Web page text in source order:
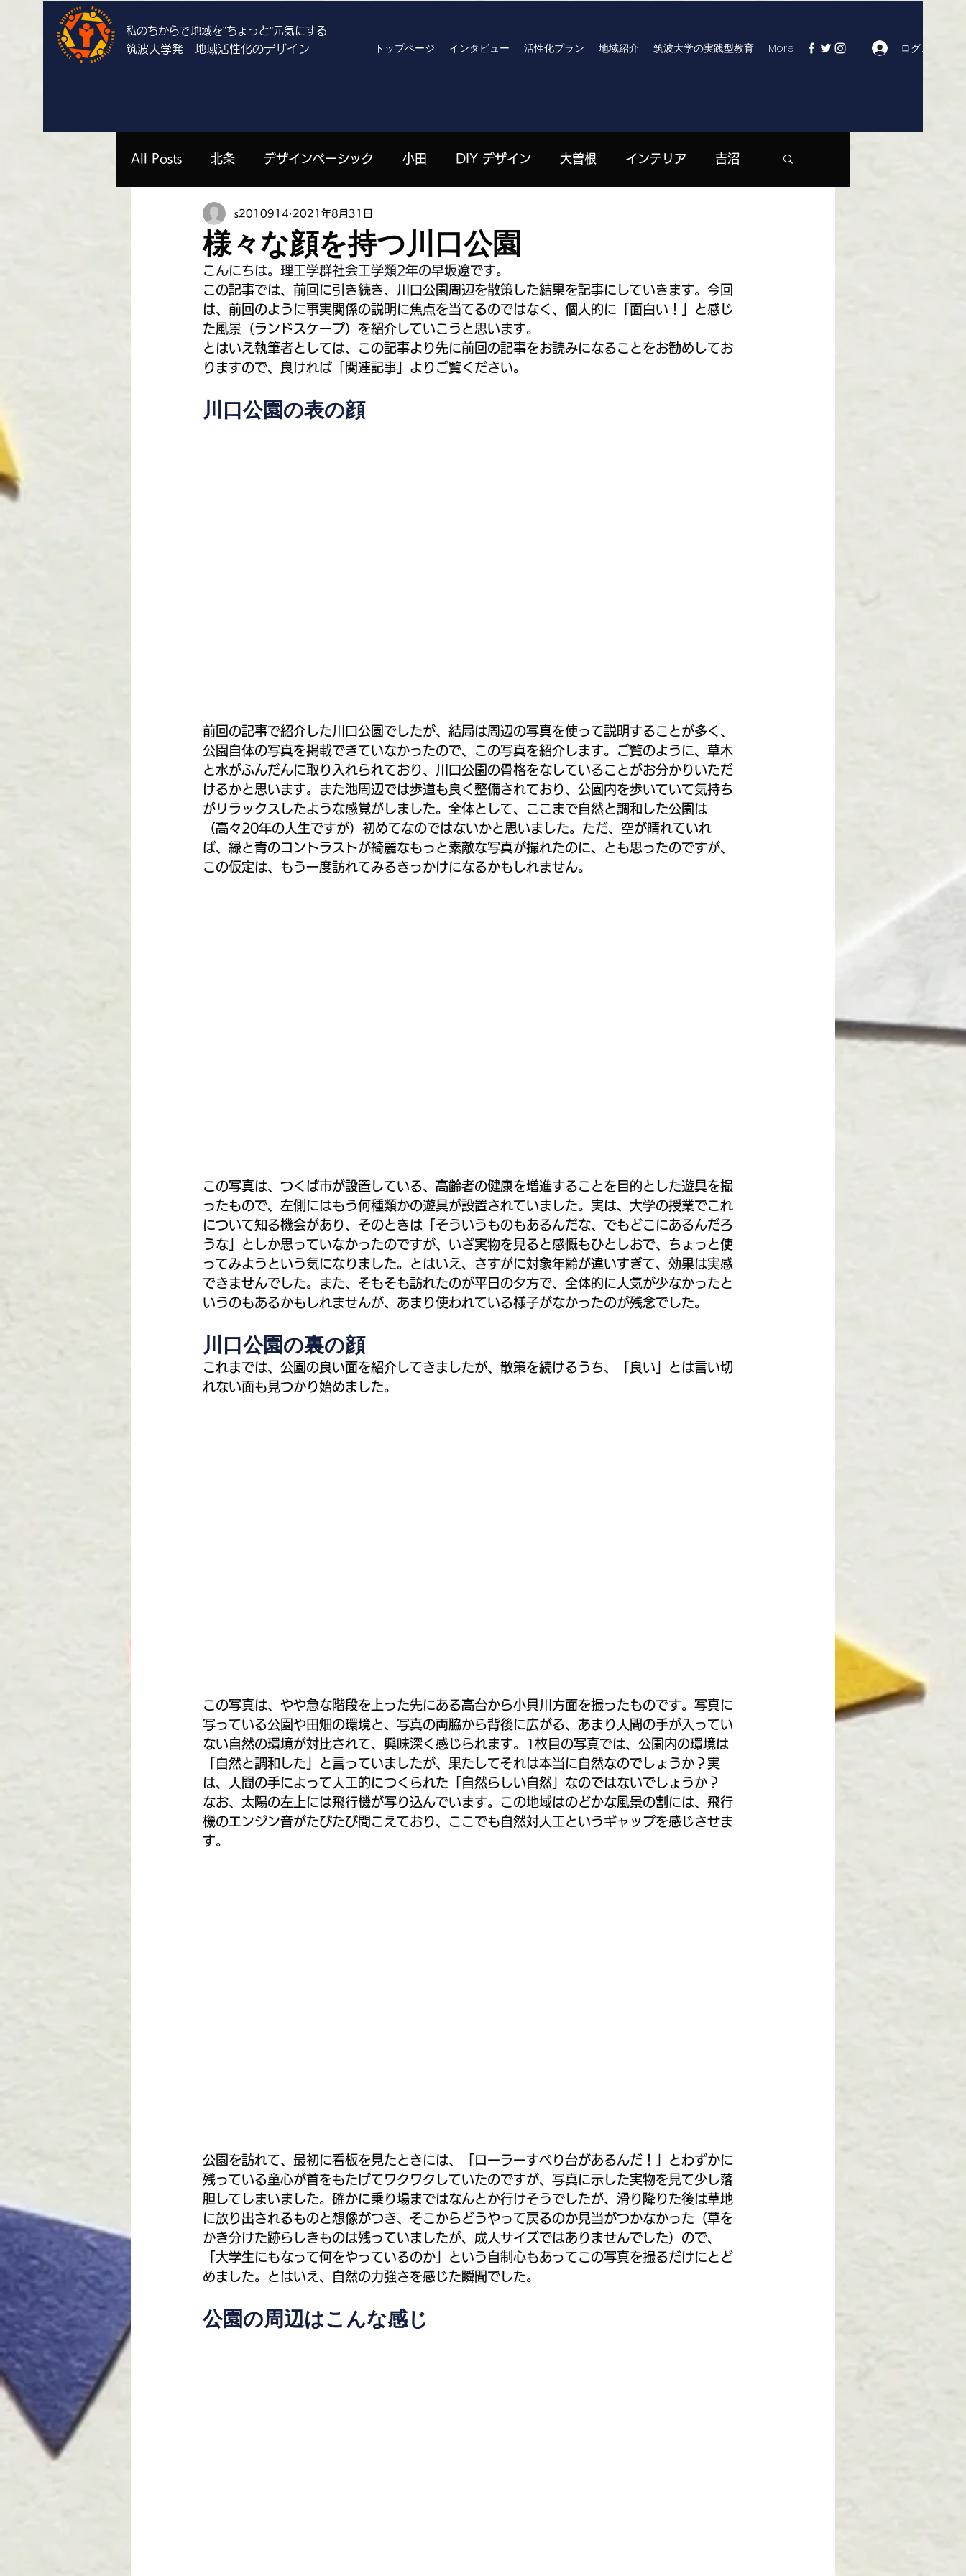
私のちからで地域を”ちょっと”元気にする
筑波大学発 地域活性化のデザイン トップページ インタビュー 活性化プラン 地域紹介 筑波大学の実践型教育 More ログイン
All Posts 北条 デザインベーシック 小田 DIY デザイン 大曽根 インテリア 吉沼
栄 谷田部 高見原
勝山祐衣 | 栄 濱中いずみ | 栄 嶋田珠々 | 高見原
今泉優子 | 大曽根 R8地域ガイド 地域活性化プラン
様々な顔を持つ川口公園
s2010914 2021年8月31日
こんにちは。理工学群社会工学類2年の早坂遼です。
この記事では、前回に引き続き、川口公園周辺を散策した結果を記事にしていきます。今回
は、前回のように事実関係の説明に焦点を当てるのではなく、個人的に「面白い！」と感じ
た風景（ランドスケープ）を紹介していこうと思います。
とはいえ執筆者としては、この記事より先に前回の記事をお読みになることをお勧めしてお
りますので、良ければ「関連記事」よりご覧ください。
川口公園の表の顔
前回の記事で紹介した川口公園でしたが、結局は周辺の写真を使って説明することが多く、
公園自体の写真を掲載できていなかったので、この写真を紹介します。ご覧のように、草木
と水がふんだんに取り入れられており、川口公園の骨格をなしていることがお分かりいただ
けるかと思います。また池周辺では歩道も良く整備されており、公園内を歩いていて気持ち
がリラックスしたような感覚がしました。全体として、ここまで自然と調和した公園は
（高々20年の人生ですが）初めてなのではないかと思いました。ただ、空が晴れていれ
ば、緑と青のコントラストが綺麗なもっと素敵な写真が撮れたのに、とも思ったのですが、
この仮定は、もう一度訪れてみるきっかけになるかもしれません。
この写真は、つくば市が設置している、高齢者の健康を増進することを目的とした遊具を撮
ったもので、左側にはもう何種類かの遊具が設置されていました。実は、大学の授業でこれ
について知る機会があり、そのときは「そういうものもあるんだな、でもどこにあるんだろ
うな」としか思っていなかったのですが、いざ実物を見ると感慨もひとしおで、ちょっと使
ってみようという気になりました。とはいえ、さすがに対象年齢が違いすぎて、効果は実感
できませんでした。また、そもそも訪れたのが平日の夕方で、全体的に人気が少なかったと
いうのもあるかもしれませんが、あまり使われている様子がなかったのが残念でした。
川口公園の裏の顔
これまでは、公園の良い面を紹介してきましたが、散策を続けるうち、「良い」とは言い切
れない面も見つかり始めました。
この写真は、やや急な階段を上った先にある高台から小貝川方面を撮ったものです。写真に
写っている公園や田畑の環境と、写真の両脇から背後に広がる、あまり人間の手が入ってい
ない自然の環境が対比されて、興味深く感じられます。1枚目の写真では、公園内の環境は
「自然と調和した」と言っていましたが、果たしてそれは本当に自然なのでしょうか？実
は、人間の手によって人工的につくられた「自然らしい自然」なのではないでしょうか？
なお、太陽の左上には飛行機が写り込んでいます。この地域はのどかな風景の割には、飛行
機のエンジン音がたびたび聞こえており、ここでも自然対人工というギャップを感じさせま
す。
公園を訪れて、最初に看板を見たときには、「ローラーすべり台があるんだ！」とわずかに
残っている童心が首をもたげてワクワクしていたのですが、写真に示した実物を見て少し落
胆してしまいました。確かに乗り場まではなんとか行けそうでしたが、滑り降りた後は草地
に放り出されるものと想像がつき、そこからどうやって戻るのか見当がつかなかった（草を
かき分けた跡らしきものは残っていましたが、成人サイズではありませんでした）ので、
「大学生にもなって何をやっているのか」という自制心もあってこの写真を撮るだけにとど
めました。とはいえ、自然の力強さを感じた瞬間でした。
公園の周辺はこんな感じ